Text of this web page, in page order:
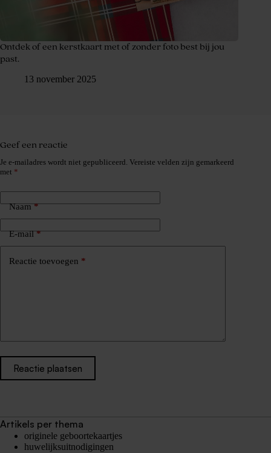
Ontdek of een kerstkaart met of zonder foto best bij jou
past.
13 november 2025
Geef een reactie
Je e-mailadres wordt niet gepubliceerd. Vereiste velden zijn gemarkeerd
met *
Naam*
E-mail*
Reactie toevoegen *
Reactie plaatsen
Artikels per thema
originele geboortekaartjes
huwelijksuitnodigingen